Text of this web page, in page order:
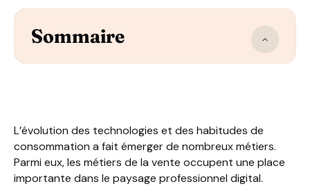
Sommaire
L’évolution des technologies et des habitudes de
consommation a fait émerger de nombreux métiers.
Parmi eux, les métiers de la vente occupent une place
importante dans le paysage professionnel digital.